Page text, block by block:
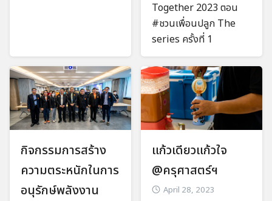
Together 2023 ตอน
#ชวนเพื่อนปลูก The
series ครั้งที่ 1
กิจกรรมการสร้าง
ความตระหนักในการ
อนุรักษ์พลังงาน
แก้วเดียวแก้วใจ
@ครุศาสตร์ฯ
April 28, 2023